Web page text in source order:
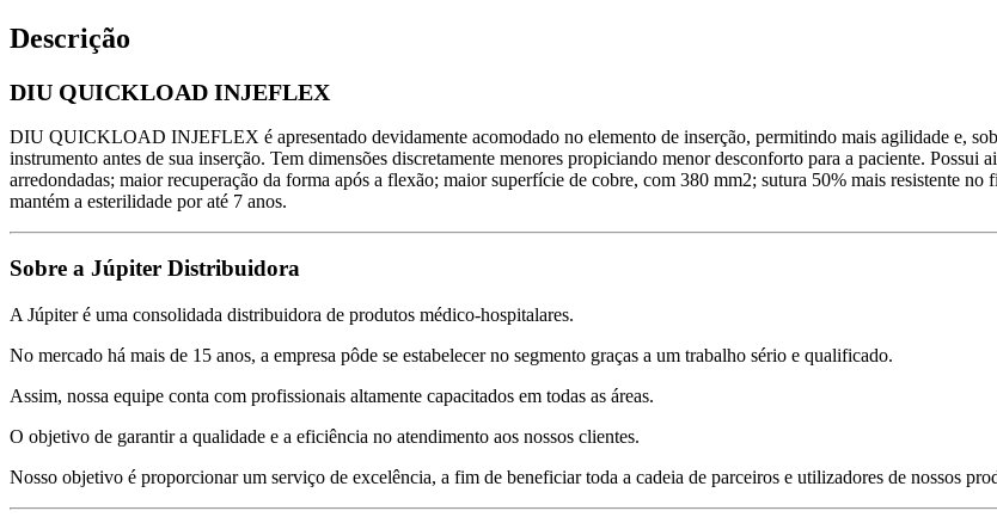
Descrição
DIU QUICKLOAD INJEFLEX
DIU QUICKLOAD INJEFLEX é apresentado devidamente acomodado no elemento de inserção, permitindo mais agilidade e,
instrumento antes de sua inserção. Tem dimensões discretamente menores propiciando menor desconforto para a paciente.
arredondadas; maior recuperação da forma após a flexão; maior superfície de cobre, com 380 mm2; sutura 50% mais resistente
mantém a esterilidade por até 7 anos.
Sobre a Júpiter Distribuidora
A Júpiter é uma consolidada distribuidora de produtos médico-hospitalares.
No mercado há mais de 15 anos, a empresa pôde se estabelecer no segmento graças a um trabalho sério e qualificado.
Assim, nossa equipe conta com profissionais altamente capacitados em todas as áreas.
O objetivo de garantir a qualidade e a eficiência no atendimento aos nossos clientes.
Nosso objetivo é proporcionar um serviço de excelência, a fim de beneficiar toda a cadeia de parceiros e utilizadores de nossos